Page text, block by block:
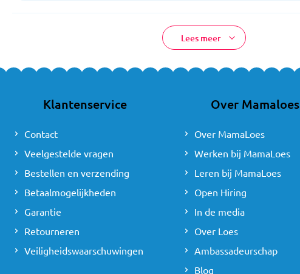
Lees meer
Klantenservice
Contact
Veelgestelde vragen
Bestellen en verzending
Betaalmogelijkheden
Garantie
Retourneren
Veiligheidswaarschuwingen
Over Mamaloes
Over MamaLoes
Werken bij MamaLoes
Leren bij MamaLoes
Open Hiring
In de media
Over Loes
Ambassadeurschap
Blog